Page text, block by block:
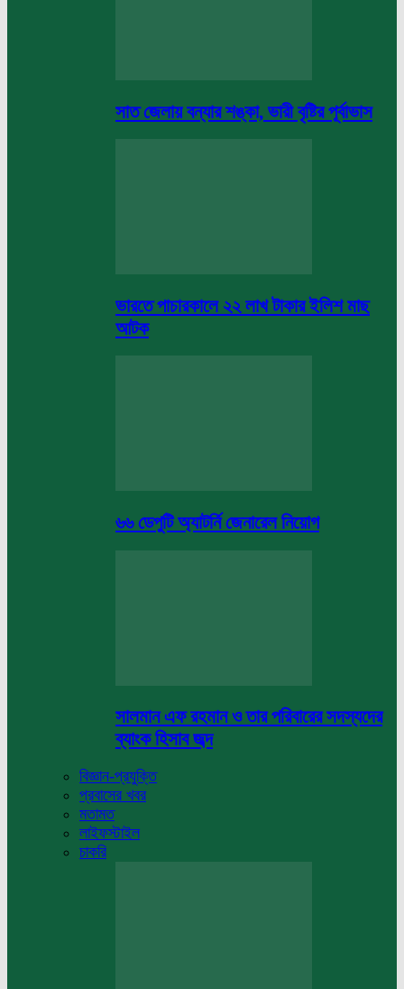
সাত জেলায় বন্যার শঙ্কা, ভারী বৃষ্টির পূর্বাভাস
ভারতে পাচারকালে ২২ লাখ টাকার ইলিশ মাছ
আটক
৬৬ ডেপুটি অ্যাটর্নি জেনারেল নিয়োগ
সালমান এফ রহমান ও তার পরিবারের সদস্যদের
ব্যাংক হিসাব জব্দ
বিজ্ঞান-প্রযুক্তি
প্রবাসের খবর
মতামত
লাইফস্টাইল
চাকরি